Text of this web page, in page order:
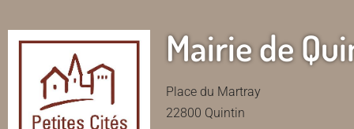
Mairie de
Place du Martray
22800 Quintin